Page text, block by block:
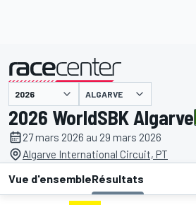
présenté par ALGARVE
2026 WorldSBK Algarve
27 mars 2026 au 29 mars 2026
Algarve International Circuit, PT
Vue d'ensembleRésultats